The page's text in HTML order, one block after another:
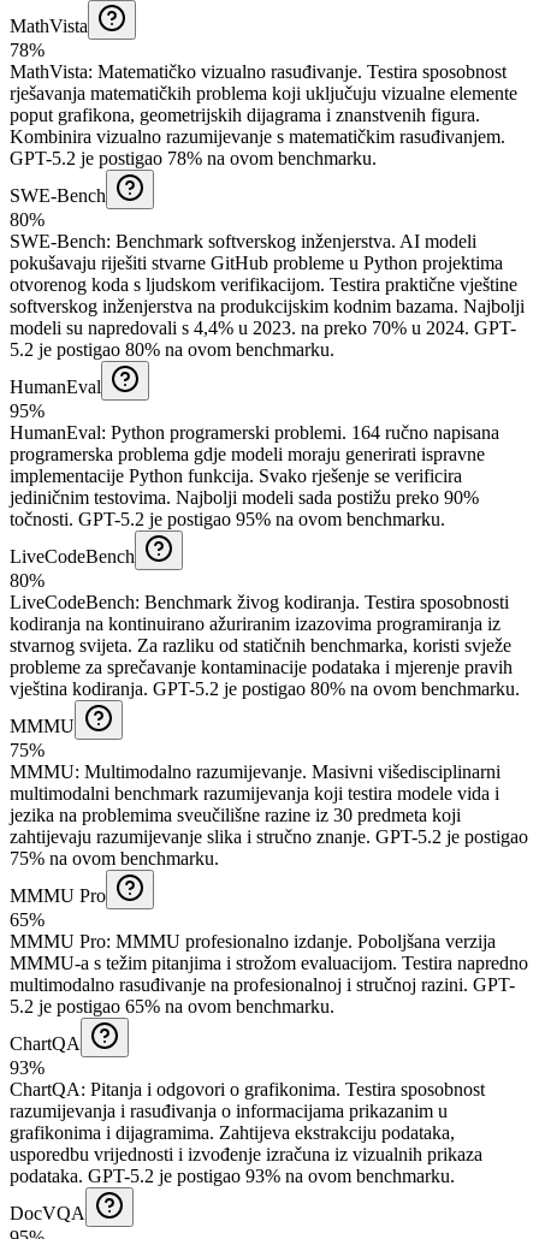
MathVista
78%
MathVista: Matematičko vizualno rasuđivanje. Testira sposobnost
rješavanja matematičkih problema koji uključuju vizualne elemente
poput grafikona, geometrijskih dijagrama i znanstvenih figura.
Kombinira vizualno razumijevanje s matematičkim rasuđivanjem.
GPT-5.2 je postigao 78% na ovom benchmarku.
SWE-Bench
80%
SWE-Bench: Benchmark softverskog inženjerstva. AI modeli
pokušavaju riješiti stvarne GitHub probleme u Python projektima
otvorenog koda s ljudskom verifikacijom. Testira praktične vještine
softverskog inženjerstva na produkcijskim kodnim bazama. Najbolji
modeli su napredovali s 4,4% u 2023. na preko 70% u 2024. GPT-
5.2 je postigao 80% na ovom benchmarku.
HumanEval
95%
HumanEval: Python programerski problemi. 164 ručno napisana
programerska problema gdje modeli moraju generirati ispravne
implementacije Python funkcija. Svako rješenje se verificira
jediničnim testovima. Najbolji modeli sada postižu preko 90%
točnosti. GPT-5.2 je postigao 95% na ovom benchmarku.
LiveCodeBench
80%
LiveCodeBench: Benchmark živog kodiranja. Testira sposobnosti
kodiranja na kontinuirano ažuriranim izazovima programiranja iz
stvarnog svijeta. Za razliku od statičnih benchmarka, koristi svježe
probleme za sprečavanje kontaminacije podataka i mjerenje pravih
vještina kodiranja. GPT-5.2 je postigao 80% na ovom benchmarku.
MMMU
75%
MMMU: Multimodalno razumijevanje. Masivni višedisciplinarni
multimodalni benchmark razumijevanja koji testira modele vida i
jezika na problemima sveučilišne razine iz 30 predmeta koji
zahtijevaju razumijevanje slika i stručno znanje. GPT-5.2 je postigao
75% na ovom benchmarku.
MMMU Pro
65%
MMMU Pro: MMMU profesionalno izdanje. Poboljšana verzija
MMMU-a s težim pitanjima i strožom evaluacijom. Testira napredno
multimodalno rasuđivanje na profesionalnoj i stručnoj razini. GPT-
5.2 je postigao 65% na ovom benchmarku.
ChartQA
93%
ChartQA: Pitanja i odgovori o grafikonima. Testira sposobnost
razumijevanja i rasuđivanja o informacijama prikazanim u
grafikonima i dijagramima. Zahtijeva ekstrakciju podataka,
usporedbu vrijednosti i izvođenje izračuna iz vizualnih prikaza
podataka. GPT-5.2 je postigao 93% na ovom benchmarku.
DocVQA